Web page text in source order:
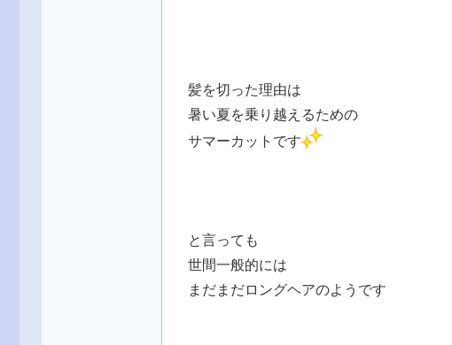
髪を切った理由は
暑い夏を乗り越えるための
サマーカットです
と言っても
世間一般的には
まだまだロングヘアのようです